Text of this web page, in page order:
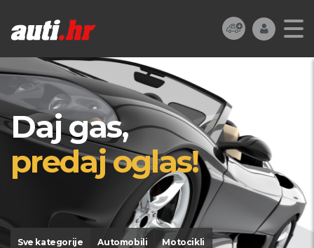
Daj gas,
predaj oglas!
Sve kategorije Automobili Motocikli